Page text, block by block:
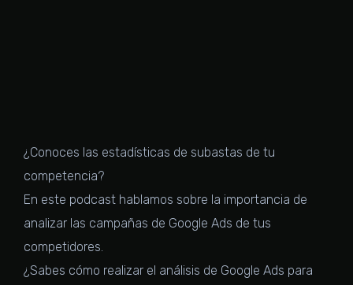
¿Conoces las estadísticas de subastas de tu
competencia?
En este podcast hablamos sobre la importancia de
analizar las campañas de Google Ads de tus
competidores.
¿Sabes cómo realizar el análisis de Google Ads para